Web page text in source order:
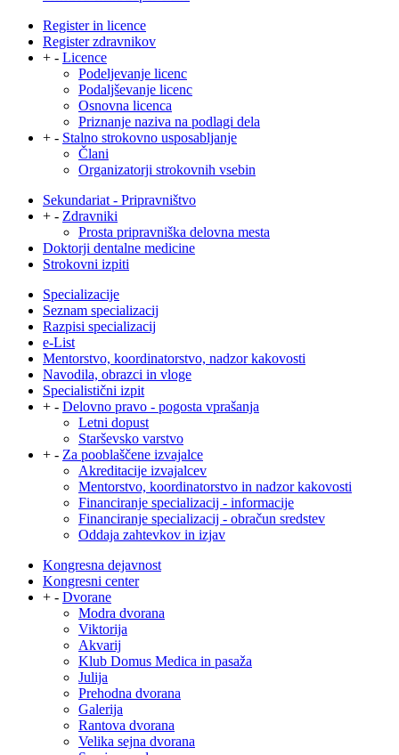
Register in licence
Register zdravnikov
+ - Licence
Podeljevanje licenc
Podaljševanje licenc
Osnovna licenca
Priznanje naziva na podlagi dela
+ - Stalno strokovno usposabljanje
Člani
Organizatorji strokovnih vsebin
Sekundariat - Pripravništvo
+ - Zdravniki
Prosta pripravniška delovna mesta
Doktorji dentalne medicine
Strokovni izpiti
Specializacije
Seznam specializacij
Razpisi specializacij
e-List
Mentorstvo, koordinatorstvo, nadzor kakovosti
Navodila, obrazci in vloge
Specialistični izpit
+ - Delovno pravo - pogosta vprašanja
Letni dopust
Starševsko varstvo
+ - Za pooblaščene izvajalce
Akreditacije izvajalcev
Mentorstvo, koordinatorstvo in nadzor kakovosti
Financiranje specializacij - informacije
Financiranje specializacij - obračun sredstev
Oddaja zahtevkov in izjav
Kongresna dejavnost
Kongresni center
+ - Dvorane
Modra dvorana
Viktorija
Akvarij
Klub Domus Medica in pasaža
Julija
Prehodna dvorana
Galerija
Rantova dvorana
Velika sejna dvorana